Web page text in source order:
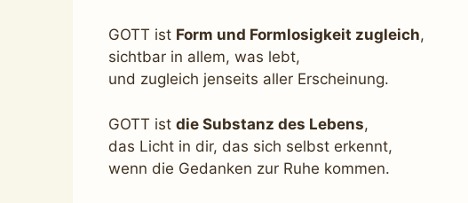
GOTT ist Form und Formlosigkeit zugleich,
sichtbar in allem, was lebt,
und zugleich jenseits aller Erscheinung.
GOTT ist die Substanz des Lebens,
das Licht in dir, das sich selbst erkennt,
wenn die Gedanken zur Ruhe kommen.